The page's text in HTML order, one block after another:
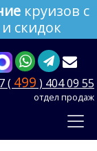
круизов с
скидок
( 499 ) 404 09 55
отдел продаж